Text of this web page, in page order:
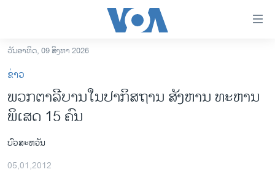
ເຂົ້າ
ຫາ
ຂ້າມ
ຂ້າມ
ຫາ
ຊອກ
ຄົ້ນ
ອາເມຣິກາ
ໂລກ
ວັນອາທິດ, 09 ສິງຫາ 2026
ຂ່າວ
ພວກຕາລີບານໃນປາກິສຖານ ສັງຫານ ທະຫານ
ພິເສດ 15 ຄົນ
ບົວສະຫວັນ
05,01,2012